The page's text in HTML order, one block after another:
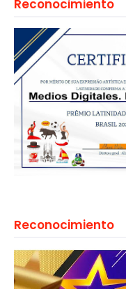
Reconocimiento
Reconocimiento